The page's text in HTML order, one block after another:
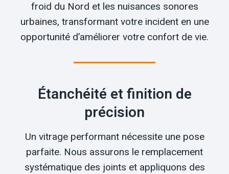
froid du Nord et les nuisances sonores
urbaines, transformant votre incident en une
opportunité d’améliorer votre confort de vie.
Étanchéité et finition de
précision
Un vitrage performant nécessite une pose
parfaite. Nous assurons le remplacement
systématique des joints et appliquons des